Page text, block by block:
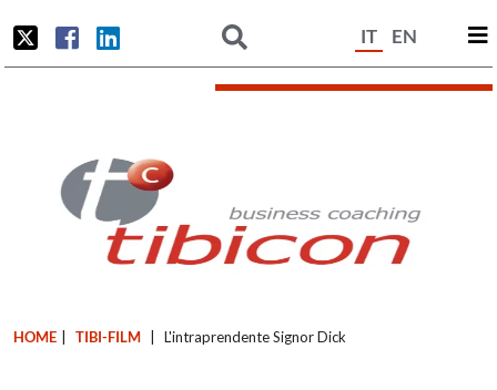
IT EN
HOME TIBI-FILM L'intraprendente Signor Dick